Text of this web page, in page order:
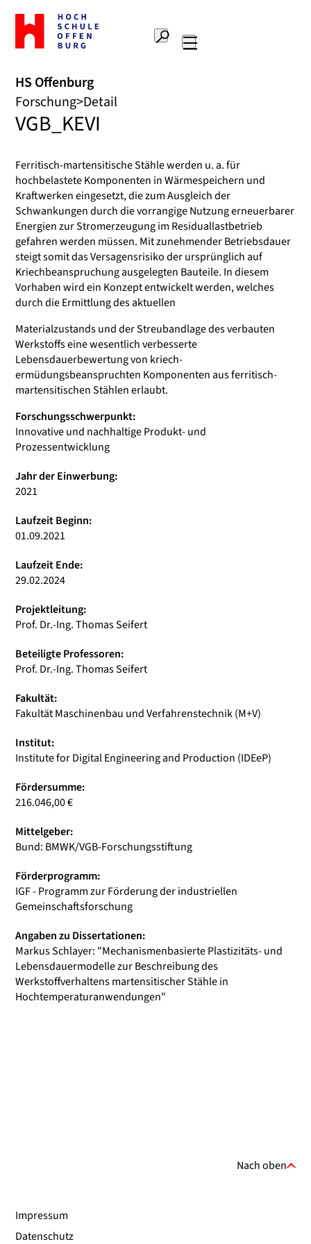
Zur
Startseite
Hochschule
Suche
HS Offenburg
Forschung Detail
VGB_KEVI
Ferritisch-martensitische Stähle werden u. a. für
hochbelastete Komponenten in Wärmespeichern und
Kraftwerken eingesetzt, die zum Ausgleich der
Schwankungen durch die vorrangige Nutzung erneuerbarer
Energien zur Stromerzeugung im Residuallastbetrieb
gefahren werden müssen. Mit zunehmender Betriebsdauer
steigt somit das Versagensrisiko der ursprünglich auf
Kriechbeanspruchung ausgelegten Bauteile. In diesem
Vorhaben wird ein Konzept entwickelt werden, welches
durch die Ermittlung des aktuellen
Materialzustands und der Streubandlage des verbauten
Werkstoffs eine wesentlich verbesserte
Lebensdauerbewertung von kriech-
ermüdungsbeanspruchten Komponenten aus ferritisch-
martensitischen Stählen erlaubt.
Forschungsschwerpunkt:
Innovative und nachhaltige Produkt- und
Prozessentwicklung
Jahr der Einwerbung:
2021
Laufzeit Beginn:
01.09.2021
Laufzeit Ende:
29.02.2024
Projektleitung:
Prof. Dr.-Ing. Thomas Seifert
Beteiligte Professoren:
Prof. Dr.-Ing. Thomas Seifert
Fakultät:
Fakultät Maschinenbau und Verfahrenstechnik (M+V)
Institut:
Institute for Digital Engineering and Production (IDEeP)
Fördersumme:
216.046,00 €
Mittelgeber:
Bund: BMWK/VGB-Forschungsstiftung
Förderprogramm:
IGF - Programm zur Förderung der industriellen
Gemeinschaftsforschung
Angaben zu Dissertationen:
Markus Schlayer: "Mechanismenbasierte Plastizitäts- und
Lebensdauermodelle zur Beschreibung des
Werkstoffverhaltens martensitischer Stähle in
Hochtemperaturanwendungen"
Nach oben
Impressum
Datenschutz